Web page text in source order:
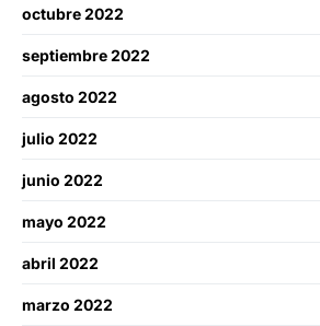
octubre 2022
septiembre 2022
agosto 2022
julio 2022
junio 2022
mayo 2022
abril 2022
marzo 2022